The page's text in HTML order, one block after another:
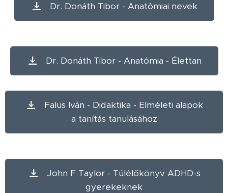
Dr. Donáth Tibor - Anatómiai nevek
Dr. Donáth Tibor - Anatómia - Élettan
Falus Iván - Didaktika - Elméleti alapok
a tanítás tanulásához
John F Taylor - Túlélőkönyv ADHD-s
gyerekeknek